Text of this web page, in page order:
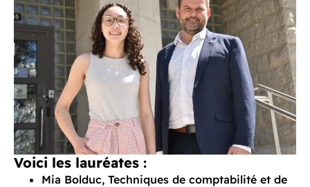
Voici les lauréates :
Mia Bolduc, Techniques de comptabilité et de